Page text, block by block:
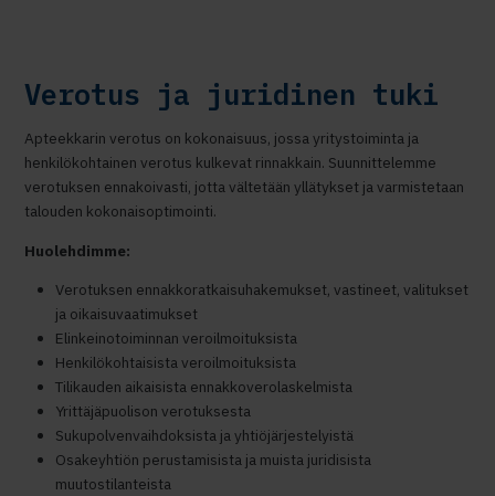
Verotus ja juridinen tuki
Apteekkarin verotus on kokonaisuus, jossa yritystoiminta ja
henkilökohtainen verotus kulkevat rinnakkain. Suunnittelemme
verotuksen ennakoivasti, jotta vältetään yllätykset ja varmistetaan
talouden kokonaisoptimointi.
Huolehdimme:
Verotuksen ennakkoratkaisuhakemukset, vastineet, valitukset
ja oikaisuvaatimukset
Elinkeinotoiminnan veroilmoituksista
Henkilökohtaisista veroilmoituksista
Tilikauden aikaisista ennakkoverolaskelmista
Yrittäjäpuolison verotuksesta
Sukupolvenvaihdoksista ja yhtiöjärjestelyistä
Osakeyhtiön perustamisista ja muista juridisista
muutostilanteista